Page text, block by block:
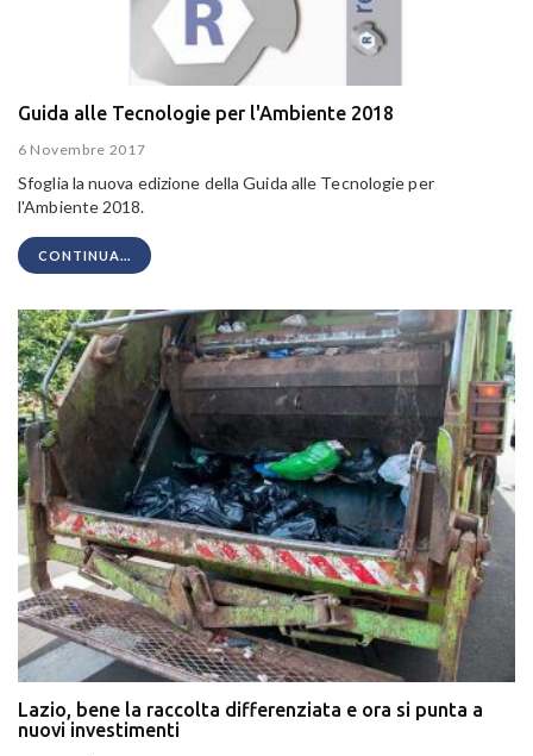
Guida alle Tecnologie per l'Ambiente 2018
6 Novembre 2017
Sfoglia la nuova edizione della Guida alle Tecnologie per
l'Ambiente 2018.
CONTINUA...
Lazio, bene la raccolta differenziata e ora si punta a
nuovi investimenti